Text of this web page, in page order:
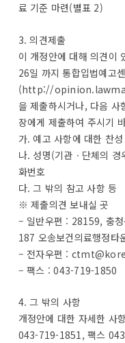
료 기준 마련(별표 2)
3. 의견제출
이 개정안에 대해 의견이
26일 까지 통합입법예고
(http://
을 제출하시거나, 다음 사
장에게 제출하여 주시기
가. 예고 사항에 대한 찬
나. 성명(기관ㆍ단체의
화번호
다. 그 밖의 참고 사항 등
※ 제출의견 보내실 곳
– 일반우편 : 28159, 충
187 오송보건의료행정타
– 전자우편 :
– 팩스 : 043-719-1850
4. 그 밖의 사항
개정안에 대한 자세한 사
043-719-1851, 팩스